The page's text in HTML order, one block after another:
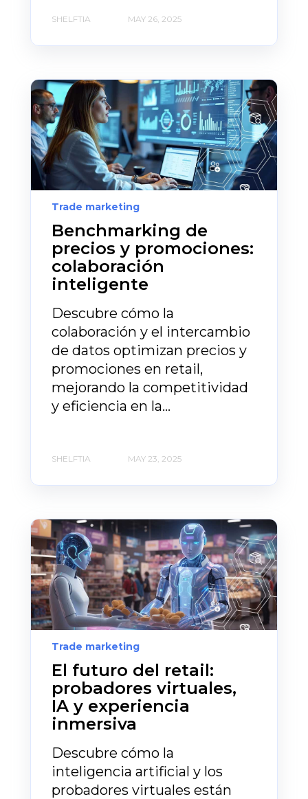
SHELFTIA MAY 26, 2025
Trade marketing
Benchmarking de
precios y promociones:
colaboración
inteligente
Descubre cómo la
colaboración y el intercambio
de datos optimizan precios y
promociones en retail,
mejorando la competitividad
y eficiencia en la...
SHELFTIA MAY 23, 2025
Trade marketing
El futuro del retail:
probadores virtuales,
IA y experiencia
inmersiva
Descubre cómo la
inteligencia artificial y los
probadores virtuales están